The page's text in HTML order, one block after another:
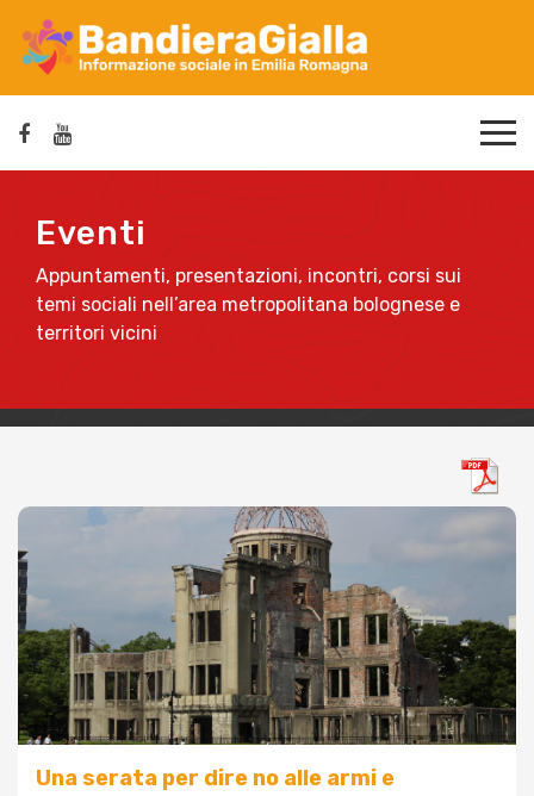
Eventi
Appuntamenti, presentazioni, incontri, corsi sui
temi sociali nell’area metropolitana bolognese e
territori vicini
Una serata per dire no alle armi e